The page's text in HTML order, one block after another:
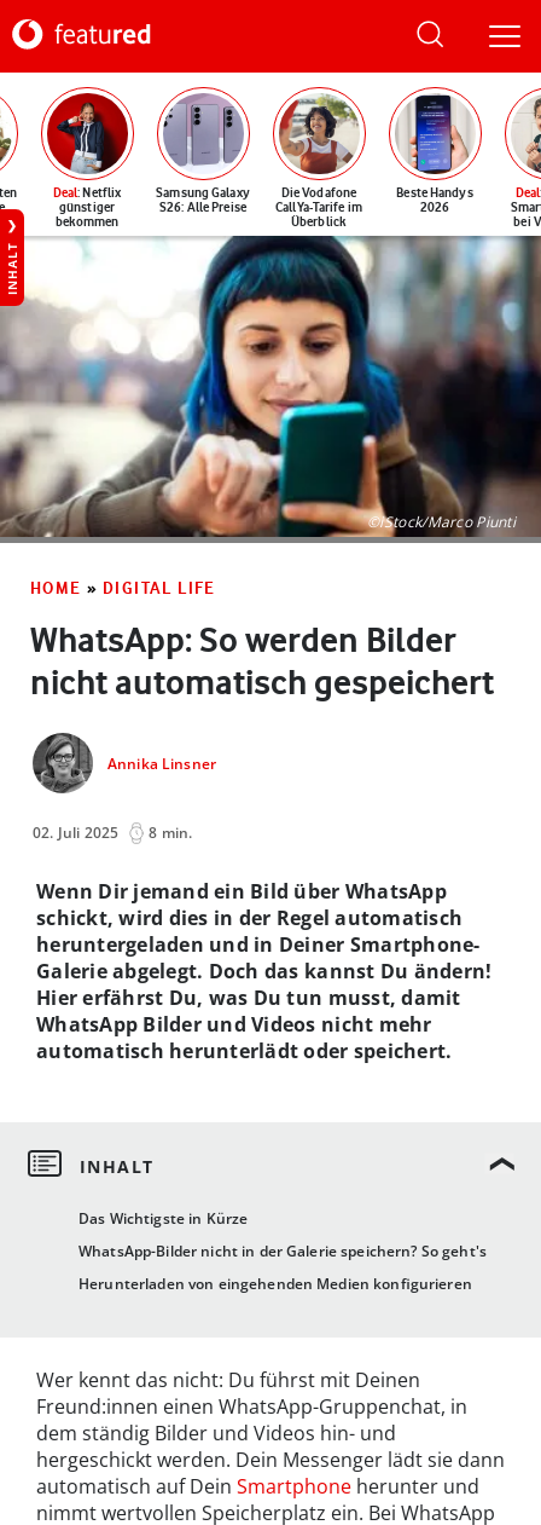
Deal: Netflix
günstiger
bekommen
Samsung Galaxy
S26: Alle Preise
Die Vodafone
CallYa-Tarife im
Überblick
Beste Handys
2026
Deal
bei
INHALT
©iStock/Marco Piunti
HOME » DIGITAL LIFE
WhatsApp: So werden Bilder
nicht automatisch gespeichert
Annika Linsner
02. Juli 2025 8 min.
Das Wichtigste in Kürze
WhatsApp-Bilder nicht in der Galerie speichern? So geht's
Herunterladen von eingehenden Medien konfigurieren
Wenn Dir jemand ein Bild über WhatsApp
schickt, wird dies in der Regel automatisch
heruntergeladen und in Deiner Smartphone-
Galerie abgelegt. Doch das kannst Du ändern!
Hier erfährst Du, was Du tun musst, damit
WhatsApp Bilder und Videos nicht mehr
automatisch herunterlädt oder speichert.
Wer kennt das nicht: Du führst mit Deinen
Freund:innen einen WhatsApp-Gruppenchat, in
dem ständig Bilder und Videos hin- und
hergeschickt werden. Dein Messenger lädt sie dann
automatisch auf Dein Smartphone herunter und
nimmt wertvollen Speicherplatz ein. Bei WhatsApp